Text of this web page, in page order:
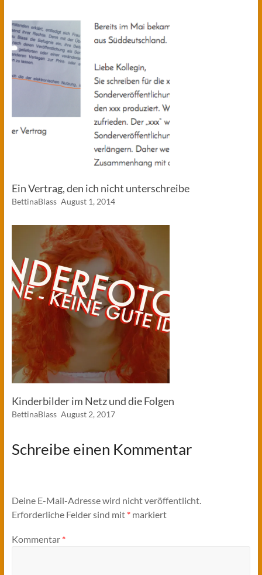
Ein Vertrag, den ich nicht unterschreibe
BettinaBlass August 1, 2014
Kinderbilder im Netz und die Folgen
BettinaBlass August 2, 2017
Schreibe einen Kommentar
Deine E-Mail-Adresse wird nicht veröffentlicht.
Erforderliche Felder sind mit *markiert
Kommentar *